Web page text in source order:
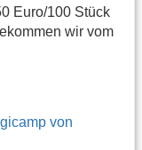
Euro/100 Stück
wir vom
von